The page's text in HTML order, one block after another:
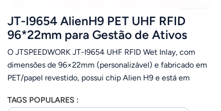
JT-I9654 AlienH9 PET UHF RFID
96*22mm para Gestão de Ativos
O JTSPEEDWORK JT-I9654 UHF RFID Wet Inlay, com
dimensões de 96×22mm (personalizável) e fabricado em
PET/papel revestido, possui chip Alien H9 e está em
Gen2), operando em 860-960MHz com alcance máximo
TAGS POPULARES :